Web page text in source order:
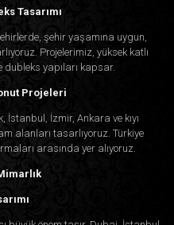
Tasarımı
şehir yaşamına uygun,
Projelerimiz, yüksek katlı
dubleks yapıları kapsar.
Projeleri
İzmir, Ankara ve kıyı
alanları tasarlıyoruz. Türkiye
arasında yer alıyoruz.